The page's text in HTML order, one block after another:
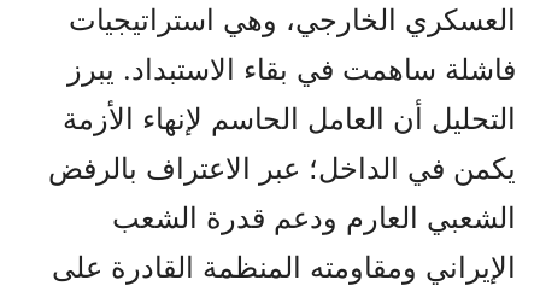
العسكري الخارجي، وهي استراتيجيات
فاشلة ساهمت في بقاء الاستبداد. يبرز
التحليل أن العامل الحاسم لإنهاء الأزمة
يكمن في الداخل؛ عبر الاعتراف بالرفض
الشعبي العارم ودعم قدرة الشعب
الإيراني ومقاومته المنظمة القادرة على